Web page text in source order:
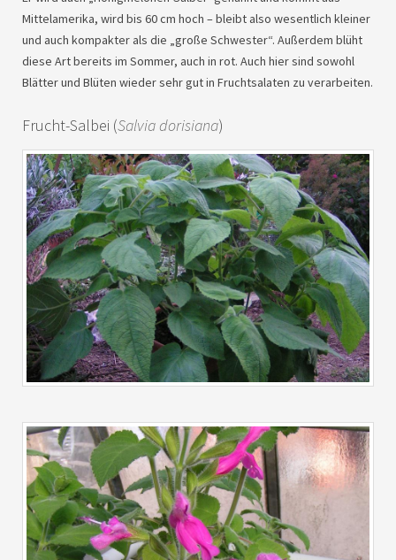
Mittelamerika, wird bis 60 cm hoch – bleibt also wesentlich kleiner
und auch kompakter als die „große Schwester“. Außerdem blüht
diese Art bereits im Sommer, auch in rot. Auch hier sind sowohl
Blätter und Blüten wieder sehr gut in Fruchtsalaten zu verarbeiten.
Frucht-Salbei (Salvia dorisiana)